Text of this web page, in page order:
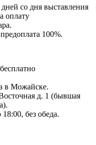
со дня выставления
оплату
100%.
в Можайске.
д. 1 (бывшая
без обеда.